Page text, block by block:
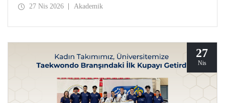
göstergesinde (araştırma kalitesi, araştırma çevresi,
27 Nis 2026 Akademik
27
Nis